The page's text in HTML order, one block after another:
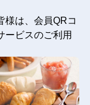
様は、会員QRコ
ービスのご利用